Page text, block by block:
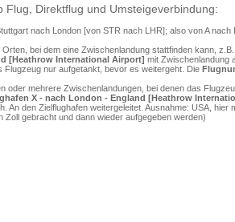
Flug, Direktflug und Umsteigeverbindung:
nach London [von STR nach LHR]; also von A nach
bei dem eine Zwischenlandung stattfinden kann,
[Heathrow International Airport] mit Zwischenlandung
Flugzeug nur aufgetankt, bevor es weitergeht. Die
oder mehrere Zwischenlandungen, bei denen das
X - nach London - England [Heathrow
An den Zielflughafen weitergeleitet. Ausnahme: USA,
Zoll gebracht und dann wieder aufgegeben werden)